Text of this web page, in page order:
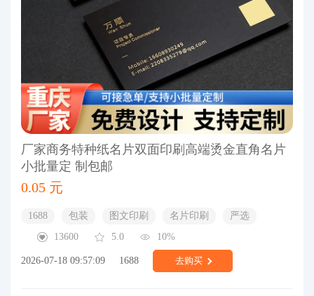
厂家商务特种纸名片双面印刷高端烫金直角名片
小批量定 制包邮
0.05 元
1688 包装 图文印刷 名片印刷
严选
13600
5.0 10%
2026-07-18 09:57:09 1688 去购买